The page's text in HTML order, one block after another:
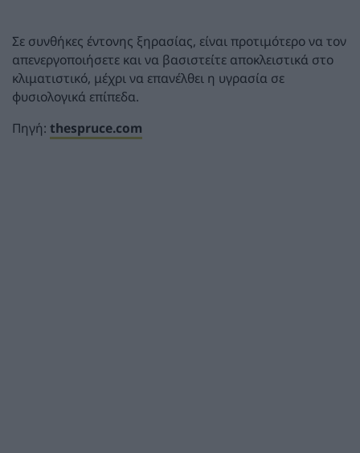
Σε συνθήκες έντονης ξηρασίας, είναι προτιμότερο να τον
απενεργοποιήσετε και να βασιστείτε αποκλειστικά στο
κλιματιστικό, μέχρι να επανέλθει η υγρασία σε
φυσιολογικά επίπεδα.
Πηγή: thespruce.com